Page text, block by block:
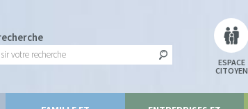
ESPACE
CITOYEN